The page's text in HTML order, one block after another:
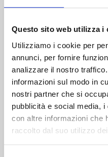
Questo sito web utilizza i
Utilizziamo i cookie per
annunci, per fornire
analizzare il nostro
informazioni sul modo in
nostri partner che si
pubblicità e social media,
con altre informazioni che
raccolto dal suo utilizzo
Altri volumi